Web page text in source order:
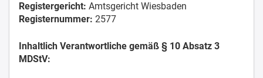
Registergericht: Amtsgericht Wiesbaden
Registernummer: 2577
Inhaltlich Verantwortliche gemäß § 10 Absatz 3
MDStV: